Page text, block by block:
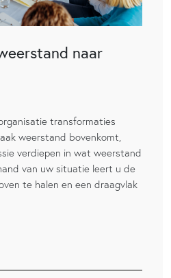
naar
transformaties
weerstand bovenkomt,
verdiepen in wat weerstand
van uw situatie leert u de
te halen en een draagvlak